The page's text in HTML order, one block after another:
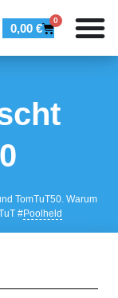
0,00 €
0
TomTuT50. Warum
#Poolheld